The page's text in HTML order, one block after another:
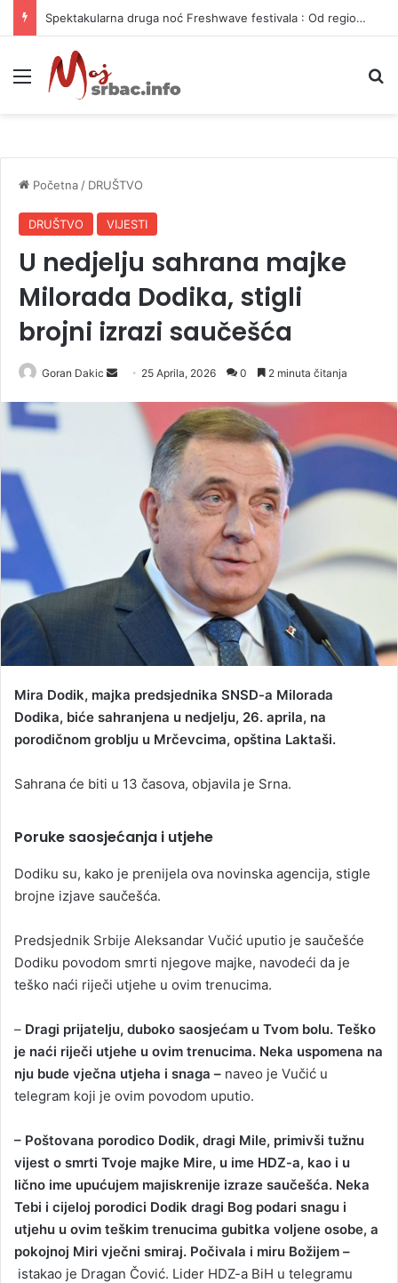
Spektakularna druga noć Freshwave festivala : Od regionalnih hitova do svjetskog elektronskog zvuka
Meni
Početna / DRUŠTVO
DRUŠTVO VIJESTI
U nedjelju sahrana majke
Milorada Dodika, stigli
brojni izrazi saučešća
Goran Dakic 25 Aprila, 2026 0 2 minuta čitanja
Mira Dodik, majka predsjednika SNSD-a Milorada
Dodika, biće sahranjena u nedjelju, 26. aprila, na
porodičnom groblju u Mrčevcima, opština Laktaši.
Sahrana će biti u 13 časova, objavila je Srna.
Poruke saosjećanja i utjehe
Dodiku su, kako je prenijela ova novinska agencija, stigle
brojne izjave saučešća.
Predsjednik Srbije Aleksandar Vučić uputio je saučešće
Dodiku povodom smrti njegove majke, navodeći da je
teško naći riječi utjehe u ovim trenucima.
– Dragi prijatelju, duboko saosjećam u Tvom bolu. Teško
je naći riječi utjehe u ovim trenucima. Neka uspomena na
nju bude vječna utjeha i snaga – naveo je Vučić u
telegram koji je ovim povodom uputio.
– Poštovana porodico Dodik, dragi Mile, primivši tužnu
vijest o smrti Tvoje majke Mire, u ime HDZ-a, kao i u
lično ime upućujem majiskrenije izraze saučešća. Neka
Tebi i cijeloj porodici Dodik dragi Bog podari snagu i
utjehu u ovim teškim trenucima gubitka voljene osobe, a
pokojnoj Miri vječni smiraj. Počivala i miru Božijem –
istakao je Dragan Čović. Lider HDZ-a BiH u telegramu